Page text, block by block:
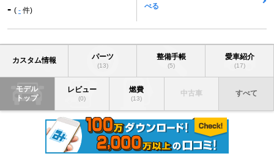
- ( - 件)
べる
カスタム情報 パーツ
(13)
整備手帳
(5)
愛車紹介
(17)
モデル
トップ
レビュー
(0)
燃費
(13)
中古車 すべて